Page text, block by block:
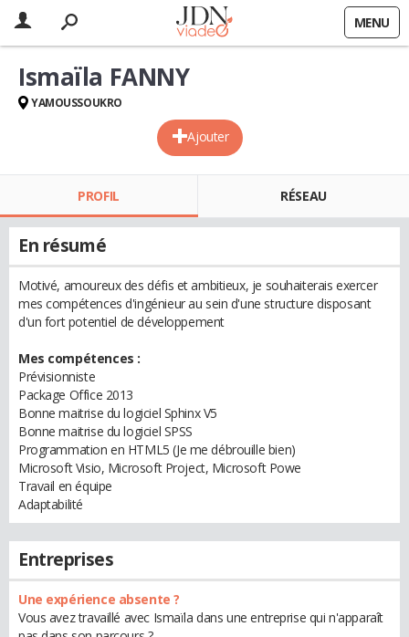
MENU
Ajouter
Ismaïla FANNY
YAMOUSSOUKRO
PROFIL RÉSEAU
En résumé
Motivé, amoureux des défis et ambitieux, je souhaiterais exercer
mes compétences d'ingénieur au sein d'une structure disposant
d'un fort potentiel de développement
Mes compétences :
Prévisionniste
Package Office 2013
Bonne maitrise du logiciel Sphinx V5
Bonne maitrise du logiciel SPSS
Programmation en HTML5 (Je me débrouille bien)
Microsoft Visio, Microsoft Project, Microsoft Powe
Travail en équipe
Adaptabilité
Entreprises
Une expérience absente ?
Vous avez travaillé avec Ismaïla dans une entreprise qui n'apparaît